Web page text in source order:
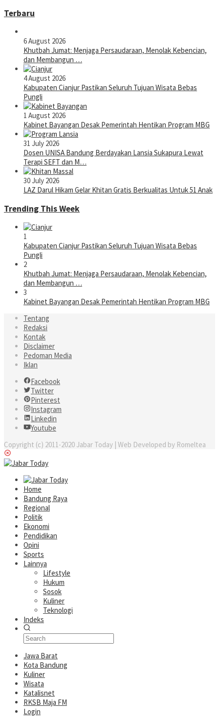
Terbaru
6 August 2026
Khutbah Jumat: Menjaga Persaudaraan, Menolak Kebencian,
dan Membangun …
4 August 2026
Kabupaten Cianjur Pastikan Seluruh Tujuan Wisata Bebas
Pungli
1 August 2026
Kabinet Bayangan Desak Pemerintah Hentikan Program MBG
31 July 2026
Dosen UNISA Bandung Berdayakan Lansia Sukapura Lewat
Terapi SEFT dan M…
30 July 2026
LAZ Darul Hikam Gelar Khitan Gratis Berkualitas Untuk 51 Anak
Trending This Week
1
Kabupaten Cianjur Pastikan Seluruh Tujuan Wisata Bebas
Pungli
2
Khutbah Jumat: Menjaga Persaudaraan, Menolak Kebencian,
dan Membangun …
3
Kabinet Bayangan Desak Pemerintah Hentikan Program MBG
Tentang
Redaksi
Kontak
Disclaimer
Pedoman Media
Iklan
Facebook
Twitter
Pinterest
Instagram
Linkedin
Youtube
Copyright (c) 2011-2020 Jabar Today | Web Developed by Romeltea
Home
Bandung Raya
Regional
Politik
Ekonomi
Pendidikan
Opini
Sports
Lainnya
Lifestyle
Hukum
Sosok
Kuliner
Teknologi
Indeks
Jawa Barat
Kota Bandung
Kuliner
Wisata
Katalisnet
RKSB Maja FM
Login